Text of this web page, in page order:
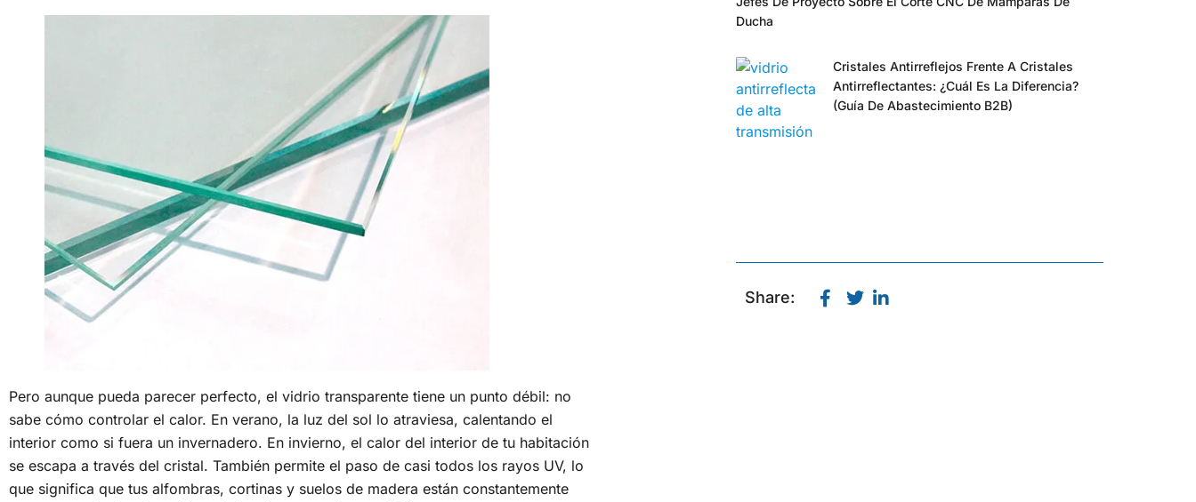
Pero aunque pueda parecer perfecto, el vidrio transparente tiene un punto débil: no
sabe cómo controlar el calor. En verano, la luz del sol lo atraviesa, calentando el
interior como si fuera un invernadero. En invierno, el calor del interior de tu habitación
se escapa a través del cristal. También permite el paso de casi todos los rayos UV, lo
que significa que tus alfombras, cortinas y suelos de madera están constantemente
Ducha
Cristales Antirreflejos Frente A Cristales
Antirreflectantes: ¿cuál Es La Diferencia?
(Guía De Abastecimiento B2B)
Share: